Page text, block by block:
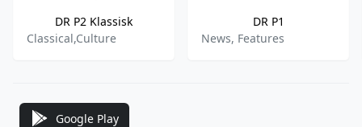
DR P2 Klassisk
Classical,Culture
DR P1
News, Features
Google Play